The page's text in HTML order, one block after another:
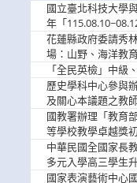
國立臺北科技大學
年「
歡迎學生踴躍報名
花蓮縣政府委請秀
場：山野、海洋教
參加
「全民英檢」中級
歷史學科中心參與
及關心本議題之教
國教署辦理「教育
等學校教學卓越獎
中華民國全國家長
多元入學高三學生
國家表演藝術中心